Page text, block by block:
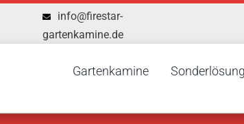
info@firestar-
gartenkamine.de
Gartenkamine